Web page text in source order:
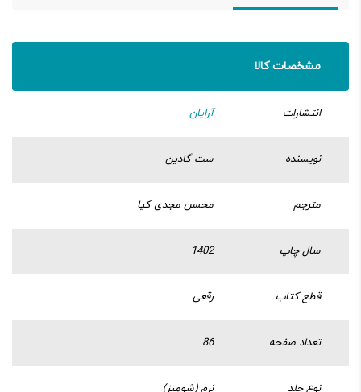
مشخصات کالا
انتشارات آرایان
نویسنده ست گادین
مترجم محسن مجدی کیا
سال چاپ 1402
قطع کتاب رقعی
تعداد صفحه 86
نوع جلد نرم (شومیز)